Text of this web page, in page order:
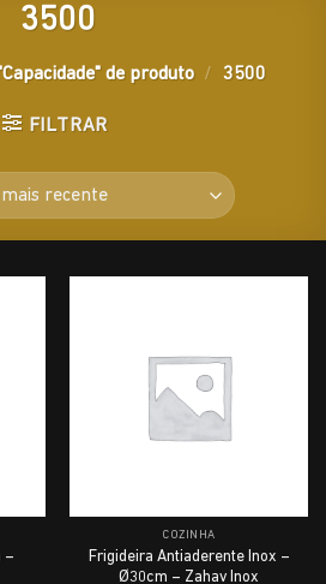
3500
de produto / 3500
FILTRAR
–
COZINHA
Frigideira Antiaderente Inox –
Ø30cm – Zahav Inox